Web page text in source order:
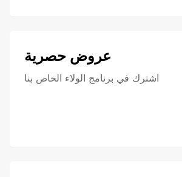
عروض حصرية
اشترك في برنامج الولاء الخاص بنا